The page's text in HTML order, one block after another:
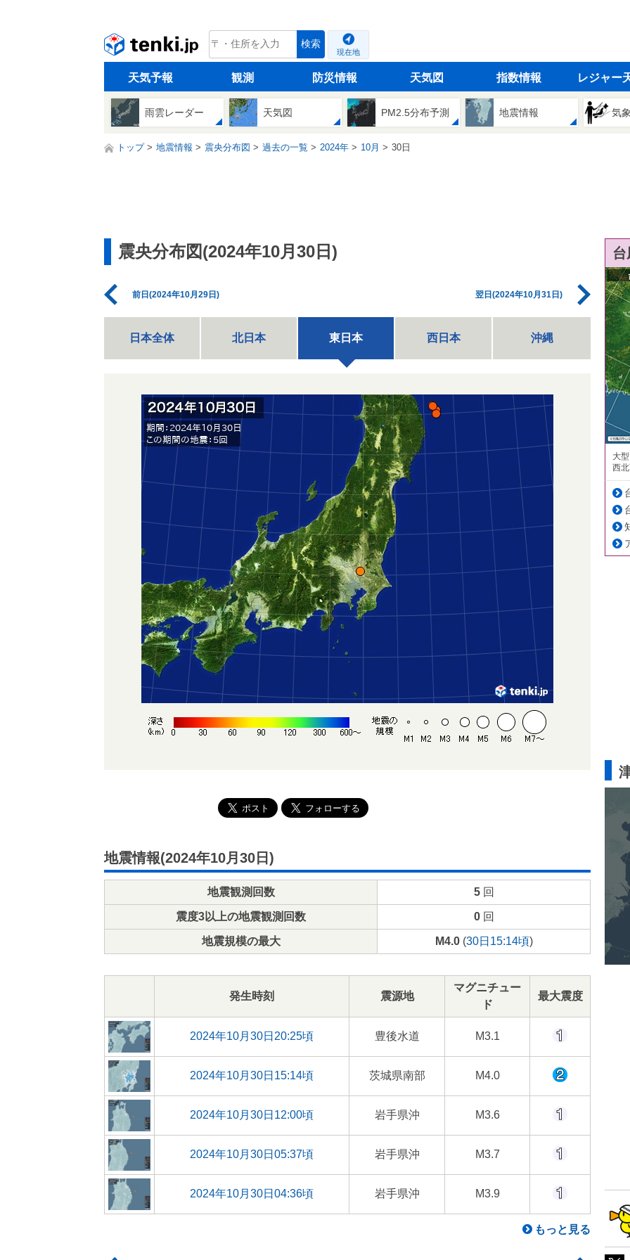
tenki.jp 検索
現在地
天気予報 観測 防災情報 天気図 指数情報 レジャー
雨雲レーダー 天気図 PM2.5分布予測 地震情報 気
トップ 地震情報 震央分布図 過去の一覧 2024年 10月 30日
震央分布図(2024年10月30日)
前日(2024年10月29日) 翌日(2024年10月31日)
日本全体 北日本 東日本 西日本 沖縄
地震情報(2024年10月30日)
地震観測回数 5回
震度3以上の地震観測回数 0回
地震規模の最大 M4.0(30日15:14頃)
発生時刻 震源地
マグニチュー
ド
最大震度
2024年10月30日20:25頃 豊後水道 M3.1
2024年10月30日15:14頃 茨城県南部 M4.0
2024年10月30日12:00頃 岩手県沖 M3.6
2024年10月30日05:37頃 岩手県沖 M3.7
2024年10月30日04:36頃 岩手県沖 M3.9
もっと見る
大
西